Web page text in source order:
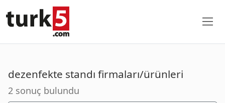
dezenfekte standı firmaları/ürünleri
2 sonuç bulundu